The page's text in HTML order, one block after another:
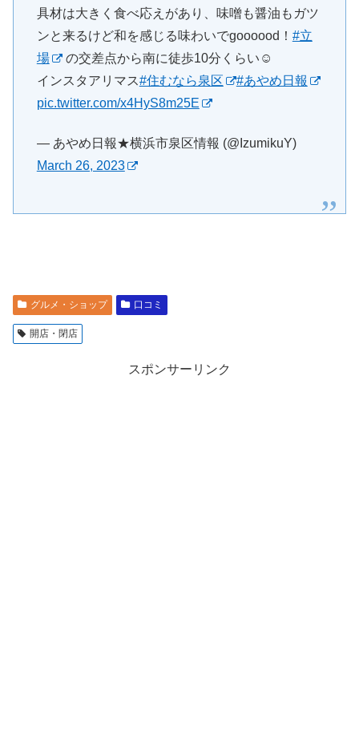
具材は大きく食べ応えがあり、味噌も醤油もガツ
ンと来るけど和を感じる味わいでgoooood！ #立
場
の交差点から南に徒歩10分くらい☺️
インスタアリマス#住むなら泉区
#あやめ日報
pic.twitter.com/x4HyS8m25E
— あやめ日報★横浜市泉区情報 (@IzumikuY)
March 26, 2023
グルメ・ショップ 口コミ
開店・閉店
スポンサーリンク